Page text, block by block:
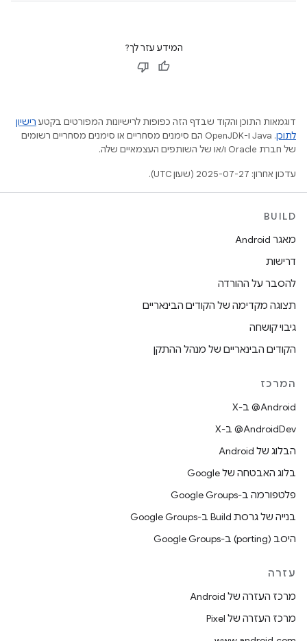
המידע עזר לך?
דוגמאות התוכן והקוד שבדף הזה כפופות לרישיונות המפורטים בקטע רישיון
לתוכן
.‏ Java ו-OpenJDK הם סימנים מסחריים או סימנים מסחריים רשומים
של חברת Oracle ו/או של השותפים העצמאיים שלה.
עדכון אחרון: 2025-07-27 (שעון UTC).
BUILD
מאגר Android
דרישות
להסבר על ההורדה
תצוגה מקדימה של הקודים הבינאריים
גיבוי קושחה
הקודים הבינאריים של מנהל ההתקן
המרכז
‫‎@Android ב-X
‫‎@AndroidDev ב-X
הבלוג של Android
בלוג האבטחה של Google
פלטפורמה ב-Google Groups
בנייה של גרסת Build ב-Google Groups
היסב (porting) ב-Google Groups
עזרה
מרכז העזרה של Android
מרכז העזרה של Pixel